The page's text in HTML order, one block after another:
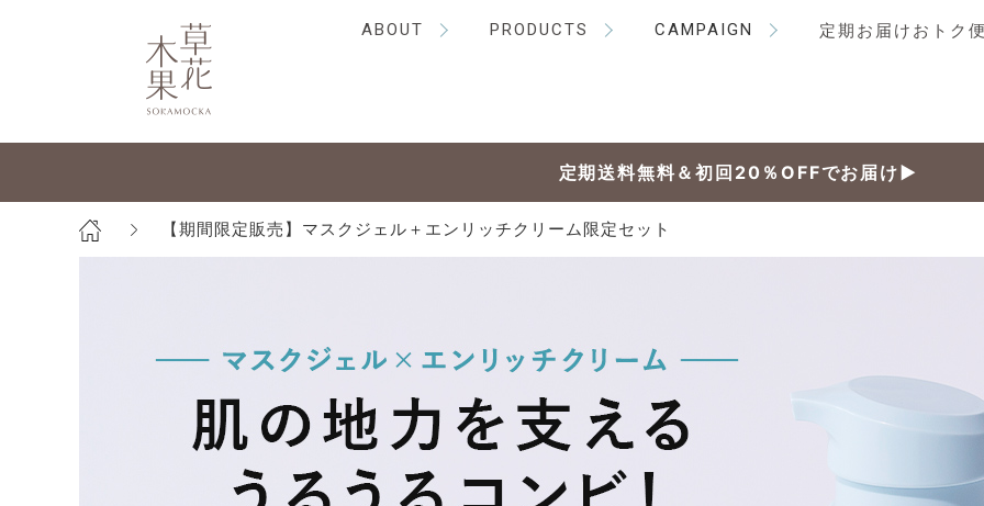
ABOUT PRODUCTS CAMPAIGN 定期お届けおトク
定期送料無料＆初回20％OFFでお届け▶
【期間限定販売】マスクジェル＋エンリッチクリーム限定セット